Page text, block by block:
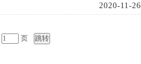
2020-11-26
页